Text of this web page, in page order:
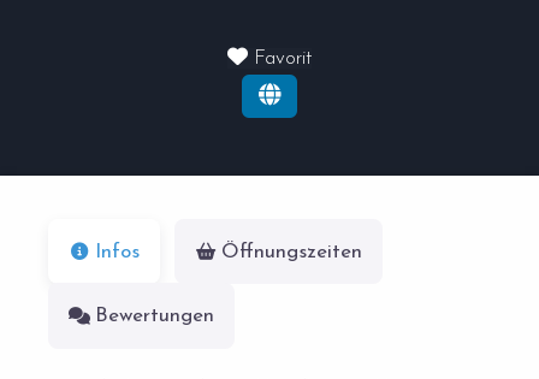
Favorit
Infos Öffnungszeiten
Bewertungen